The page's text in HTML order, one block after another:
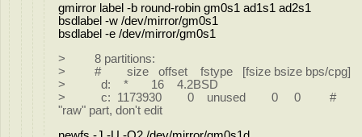
gmirror label -b round-robin gm0s1 ad1s1 ad2s1
bsdlabel -w /dev/mirror/gm0s1
bsdlabel -e /dev/mirror/gm0s1
> 8 partitions:
> # size offset fstype [fsize bsize bps/cpg]
> d: * 16 4.2BSD
> c: 1173930 0 unused 0 0 #
"raw" part, don't edit